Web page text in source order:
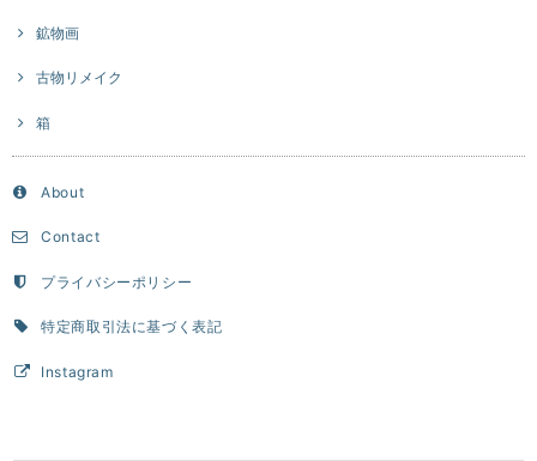
鉱物画
古物リメイク
箱
About
Contact
プライバシーポリシー
特定商取引法に基づく表記
Instagram